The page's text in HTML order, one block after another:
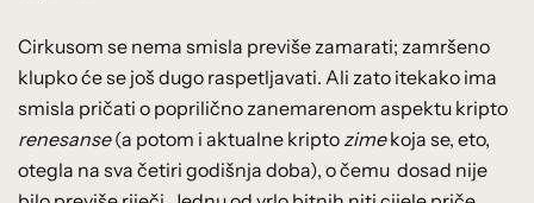
Cirkusom se nema smisla previše zamarati; zamršeno
klupko će se još dugo raspetljavati. Ali zato itekako ima
smisla pričati o poprilično zanemarenom aspektu kripto
renesanse(a potom i aktualne kripto zimekoja se, eto,
otegla na sva četiri godišnja doba), o čemu dosad nije